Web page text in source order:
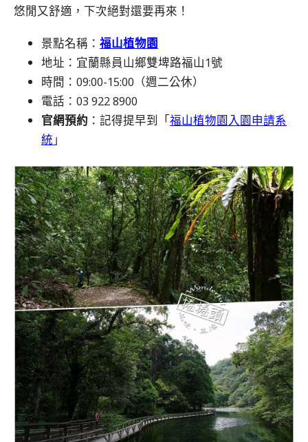
悠閒又舒適，下次絕對還要再來！
景點名稱： 福山植物園
地址：宜蘭縣員山鄉雙埤路福山1號
時間：09:00-15:00（週二公休）
電話：03 922 8900
官網預約 ：記得提早到「福山植物園入園申請系
統 」